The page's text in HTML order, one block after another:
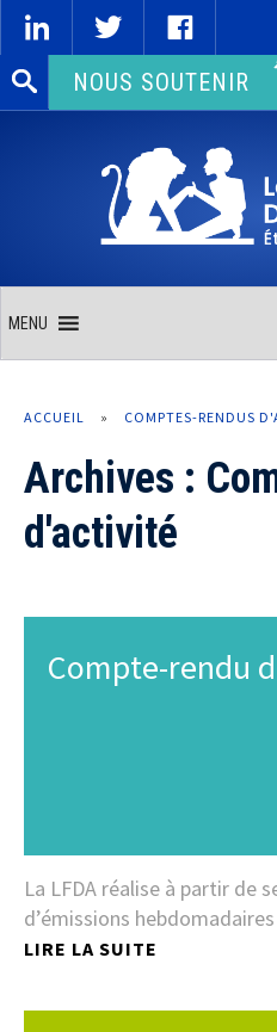
Rechercher :NOUS SOUTENIR
MENU
ACCUEIL » COMPTES-RENDUS
Archives :
d'activité
Compte-rendu
La LFDA réalise à partir de
d’émissions
LIRE LA SUITE